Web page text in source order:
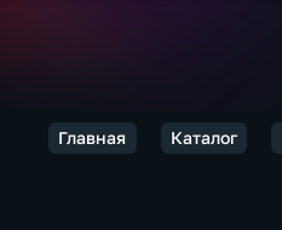
Главная Каталог